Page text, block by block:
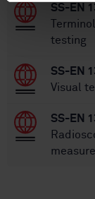
SS-EN
testing
SS-EN
Visual
SS-EN